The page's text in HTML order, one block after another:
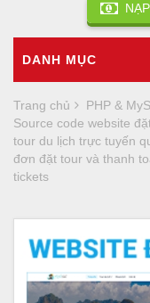
DANH MỤC
Trang chủ PHP &
Source code website
tour du lịch trực tuyến
đơn đặt tour và thanh
tickets